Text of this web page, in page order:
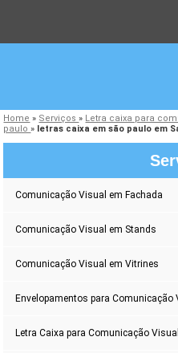
Home » Serviços» Letra caixa para
paulo» letras caixa em são paulo em
Comunicação Visual em Fachada
Comunicação Visual em Stands
Comunicação Visual em Vitrines
Envelopamentos para Comunicação
Letra Caixa para Comunicação Visual